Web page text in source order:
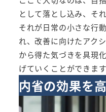
として落とし込み、そ
それが日常の小さな行
れ、改善に向けたアク
から得た気づきを具現
げていくことができます
内省の効果を